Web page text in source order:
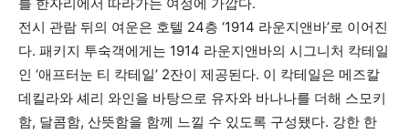
전시 관람 뒤의 여운은 호텔 24층 ‘1914 라운지앤바’로 이어진
다. 패키지 투숙객에게는 1914 라운지앤바의 시그니처 칵테일
인 ‘애프터눈 티 칵테일’ 2잔이 제공된다. 이 칵테일은 메즈칼
데킬라와 셰리 와인을 바탕으로 유자와 바나나를 더해 스모키
함, 달콤함, 산뜻함을 함께 느낄 수 있도록 구성됐다. 강한 한